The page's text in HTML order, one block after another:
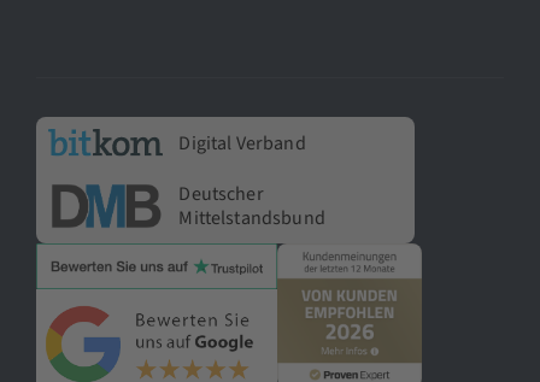
Digital Verband
Deutscher
Mittelstandsbund